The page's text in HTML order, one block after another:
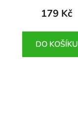
179 Kč
DO KOŠÍKU